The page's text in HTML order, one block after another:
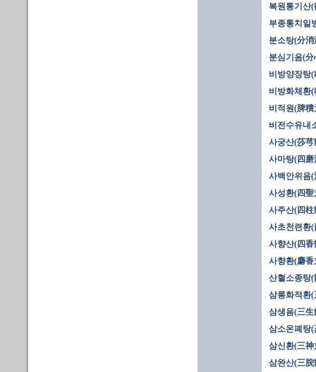
복원통기산
부종통치일
분소탕(分消
분심기음(分
비방양장탕
비방화체환
비적원(脾積
비전수유내
사궁산(莎芎
사마탕(四磨
사백안위음
사성환(四聖
사주산(四柱
사초천련환
사향산(四香
사향환(麝香
산혈소종탕
삼릉화적환
삼생음(三生
삼소온폐탕
삼신환(三神
삼완산(三脘